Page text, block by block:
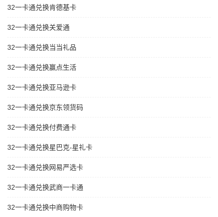
32一卡通兑换肯德基卡
32一卡通兑换关爱通
32一卡通兑换当当礼品
32一卡通兑换赢点生活
32一卡通兑换亚马逊卡
32一卡通兑换京东领货码
32一卡通兑换付费通卡
32一卡通兑换星巴克-星礼卡
32一卡通兑换网易严选卡
32一卡通兑换武商一卡通
32一卡通兑换中商购物卡